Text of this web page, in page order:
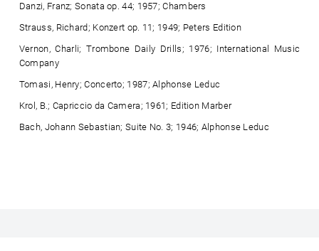
Danzi, Franz; Sonata op. 44; 1957; Chambers
Strauss, Richard; Konzert op. 11; 1949; Peters Edition
Vernon, Charli; Trombone Daily Drills; 1976; International Music
Company
Tomasi, Henry; Concerto; 1987; Alphonse Leduc
Krol, B.; Capriccio da Camera; 1961; Edition Marber
Bach, Johann Sebastian; Suite No. 3; 1946; Alphonse Leduc